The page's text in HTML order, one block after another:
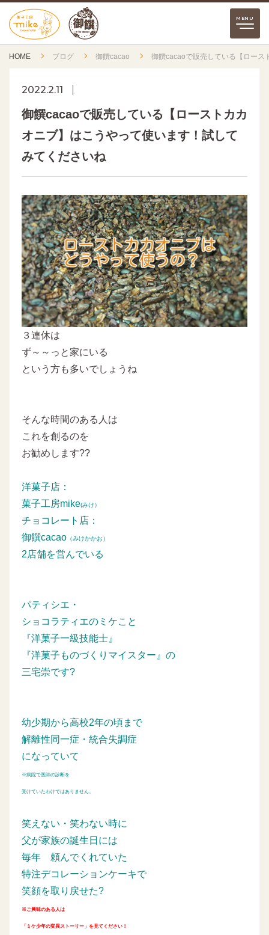
HOME ブログ 御饌cacao 御饌cacaoで販売している【ロース
2022.2.11
御饌cacaoで販売している【ローストカカ
オニブ】はこうやって使います！試して
みてくださいね
３連休は
ず～～っと家にいる
という方も多いでしょうね
そんな時間のある人は
これを創るのを
お勧めします??
洋菓子店：
菓子工房mike(みけ）
チョコレート店：
御饌cacao （みけかかお）
2店舗を営んでいる
パティシエ・
ショコラティエのミケこと
『洋菓子一級技能士』
『洋菓子ものづくりマイスター』の
三宅崇です?
幼少期から高校2年の頃まで
解離性同一症・統合失調症
になっていて
※病院で医師の診断を
受けていたわけではありません。
笑えない・笑わない時に
父が家族の誕生日には
毎年 頼んでくれていた
特注デコレーションケーキで
笑顔を取り戻せた?
※ご興味のある人は
「ミケ少年の変異ストーリー」を見てください！